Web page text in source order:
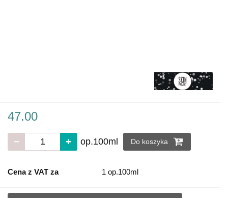
47.00
op.100ml Do koszyka
Cena z VAT za 1 op.100ml